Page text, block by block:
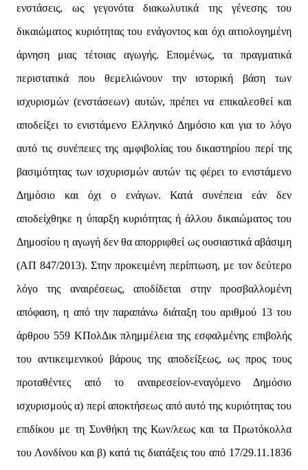
ενστάσεις, ως γεγονότα διακωλυτικά της γένεσης του
δικαιώματος κυριότητας του ενάγοντος και όχι αιτιολογημένη
άρνηση μιας τέτοιας αγωγής. Επομένως, τα πραγματικά
περιστατικά που θεμελιώνουν την ιστορική βάση των
ισχυρισμών (ενστάσεων) αυτών, πρέπει να επικαλεσθεί και
αποδείξει το ενιστάμενο Ελληνικό Δημόσιο και για το λόγο
αυτό τις συνέπειες της αμφιβολίας του δικαστηρίου περί της
βασιμότητας των ισχυρισμών αυτών τις φέρει το ενιστάμενο
Δημόσιο και όχι ο ενάγων. Κατά συνέπεια εάν δεν
αποδείχθηκε η ύπαρξη κυριότητας ή άλλου δικαιώματος του
Δημοσίου η αγωγή δεν θα απορριφθεί ως ουσιαστικά αβάσιμη
(ΑΠ 847/2013). Στην προκειμένη περίπτωση, με τον δεύτερο
λόγο της αναιρέσεως, αποδίδεται στην προσβαλλομένη
απόφαση, η από την παραπάνω διάταξη του αριθμού 13 του
άρθρου 559 ΚΠολΔικ πλημμέλεια της εσφαλμένης επιβολής
του αντικειμενικού βάρους της αποδείξεως, ως προς τους
προταθέντες από το αναιρεσείον-εναγόμενο Δημόσιο
ισχυρισμούς α) περί αποκτήσεως από αυτό της κυριότητας του
επιδίκου με τη Συνθήκη της Κων/λεως και τα Πρωτόκολλα
του Λονδίνου και β) κατά τις διατάξεις του από 17/29.11.1836